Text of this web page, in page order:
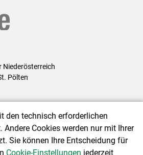
Pölten
|Barrierefreiheit|
den technisch erforderlichen
Andere Cookies werden nur mit Ihrer
Sie können Ihre Entscheidung für
Cookie-Einstellungen jederzeit